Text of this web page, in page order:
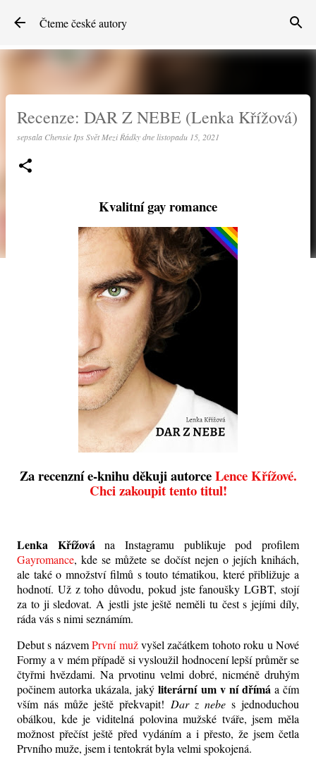
Přeskočit na hlavní obsah
Čteme české autory
Recenze: DAR Z NEBE (Lenka Křížová)
sepsala Chensie Ips Svět Mezi Řádkydnelistopadu 15, 2021
Kvalitní gay romance
Za recenzní e-knihu děkuji autorceLence Křížové.
Chci zakoupit tento titul!
Lenka Křížová na Instagramu publikuje pod profilem
Gayromance, kde se můžete se dočíst nejen o jejích knihách,
ale také o množství filmů s touto tématikou, které přibližuje a
hodnotí. Už z toho důvodu, pokud jste fanoušky LGBT, stojí
za to ji sledovat. A jestli jste ještě neměli tu čest s jejími díly,
ráda vás s nimi seznámím.
Debut s názvemPrvní mužvyšel začátkem tohoto roku u Nové
Formy a v mém případě si vysloužil hodnocení lepší průměr se
čtyřmi hvězdami. Na prvotinu velmi dobré, nicméně druhým
počinem autorka ukázala, jakýliterární um v ní dřímá a čím
vším nás může ještě překvapit! Dar z nebes jednoduchou
obálkou, kde je viditelná polovina mužské tváře, jsem měla
možnost přečíst ještě před vydáním a i přesto, že jsem četla
Prvního muže, jsem i tentokrát byla velmi spokojená.